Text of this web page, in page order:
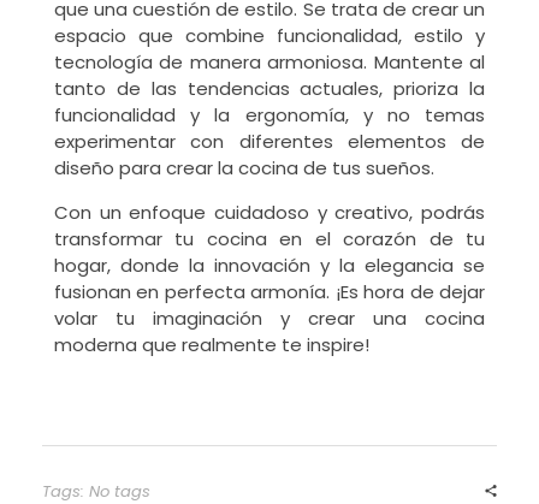
que una cuestión de estilo. Se trata de crear un
espacio que combine funcionalidad, estilo y
tecnología de manera armoniosa. Mantente al
tanto de las tendencias actuales, prioriza la
funcionalidad y la ergonomía, y no temas
experimentar con diferentes elementos de
diseño para crear la cocina de tus sueños.
Con un enfoque cuidadoso y creativo, podrás
transformar tu cocina en el corazón de tu
hogar, donde la innovación y la elegancia se
fusionan en perfecta armonía. ¡Es hora de dejar
volar tu imaginación y crear una cocina
moderna que realmente te inspire!
Tags: No tags